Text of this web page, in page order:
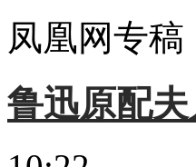
凤凰网专稿
鲁迅原配